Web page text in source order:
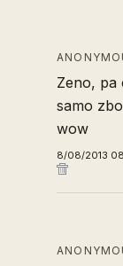
Zeno, pa
samo
wow
8/08/2013